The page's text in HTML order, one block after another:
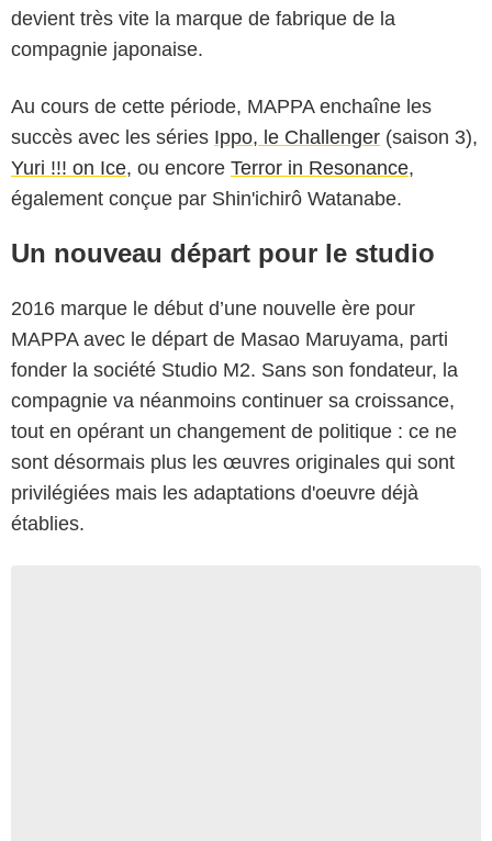
devient très vite la marque de fabrique de la
compagnie japonaise.
Au cours de cette période, MAPPA enchaîne les
succès avec les séries Ippo, le Challenger (saison 3),
Yuri !!! on Ice, ou encore Terror in Resonance,
également conçue par Shin'ichirô Watanabe.
Un nouveau départ pour le studio
2016 marque le début d’une nouvelle ère pour
MAPPA avec le départ de Masao Maruyama, parti
fonder la société Studio M2. Sans son fondateur, la
compagnie va néanmoins continuer sa croissance,
tout en opérant un changement de politique : ce ne
sont désormais plus les œuvres originales qui sont
privilégiées mais les adaptations d'oeuvre déjà
établies.